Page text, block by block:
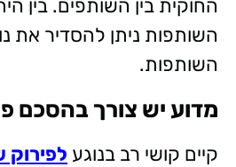
החוקית בין השותפים. בין
השותפות ניתן להסדיר את
השותפות.
מדוע יש צורך בהסכם
קיים קושי רב בנוגע לפירוק